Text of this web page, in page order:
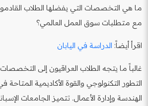
ما هي التخصصات التي يفضلها الطلاب
مع متطلبات سوق العمل العالمي؟
اقرأ أيضاً: الدراسة في اليابان
غالباً ما يتجه الطلاب العراقيون إلى
التطور التكنولوجي والقوة الأكاديمية المتاحة
الهندسة وإدارة الأعمال. تتميز الجامعات